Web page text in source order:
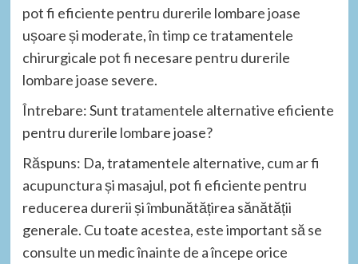
pot fi eficiente pentru durerile lombare joase
ușoare și moderate, în timp ce tratamentele
chirurgicale pot fi necesare pentru durerile
lombare joase severe.
Întrebare: Sunt tratamentele alternative eficiente
pentru durerile lombare joase?
Răspuns: Da, tratamentele alternative, cum ar fi
acupunctura și masajul, pot fi eficiente pentru
reducerea durerii și îmbunătățirea sănătății
generale. Cu toate acestea, este important să se
consulte un medic înainte de a începe orice